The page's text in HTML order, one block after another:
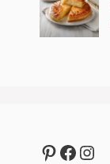
Pinterest